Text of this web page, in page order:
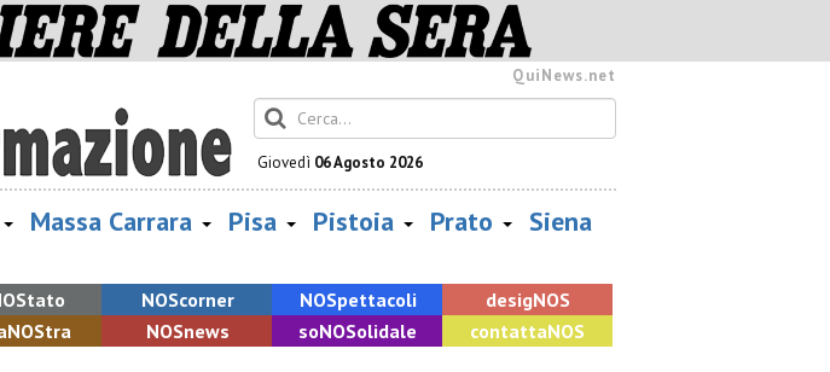
QuiNews.net
Giovedì 06 Agosto 2026
Massa Carrara Pisa Pistoia Prato Siena
tato NOScorner NOSpettacoli desigNOS
NOStra NOSnews soNOSolidale contattaNOS